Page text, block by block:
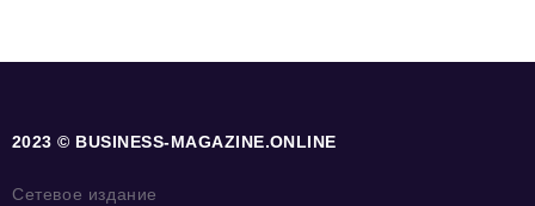
2023 © BUSINESS-MAGAZINE.ONLINE
Сетевое издание